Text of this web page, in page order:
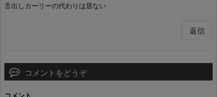
舌出しカーリーの代わりは居ない
返信
コメントをどうぞ
コメント